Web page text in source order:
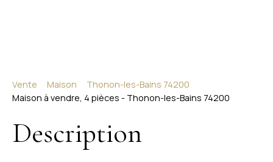
Vente Maison
Thonon-les-Bains 74200
Maison à vendre, 4 pièces - Thonon-les-Bains 74200
Description